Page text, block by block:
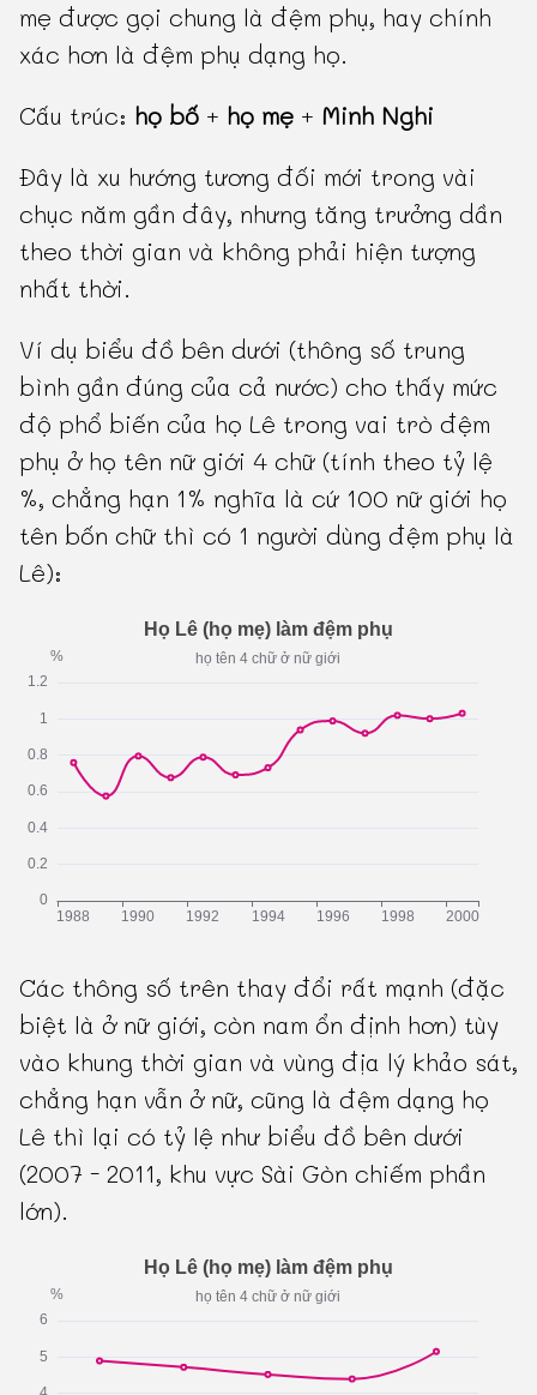
mẹ được gọi chung là đệm phụ, hay chính
xác hơn là đệm phụ dạng họ.
Cấu trúc: họ bố + họ mẹ + Minh Nghi
Đây là xu hướng tương đối mới trong vài
chục năm gần đây, nhưng tăng trưởng dần
theo thời gian và không phải hiện tượng
nhất thời.
Ví dụ biểu đồ bên dưới (thông số trung
bình gần đúng của cả nước) cho thấy mức
độ phổ biến của họ Lê trong vai trò đệm
phụ ở họ tên nữ giới 4 chữ (tính theo tỷ lệ
%, chẳng hạn 1% nghĩa là cứ 100 nữ giới họ
tên bốn chữ thì có 1 người dùng đệm phụ là
Lê):
Các thông số trên thay đổi rất mạnh (đặc
biệt là ở nữ giới, còn nam ổn định hơn) tùy
vào khung thời gian và vùng địa lý khảo sát,
chẳng hạn vẫn ở nữ, cũng là đệm dạng họ
Lê thì lại có tỷ lệ như biểu đồ bên dưới
(2007 - 2011, khu vực Sài Gòn chiếm phần
lớn).